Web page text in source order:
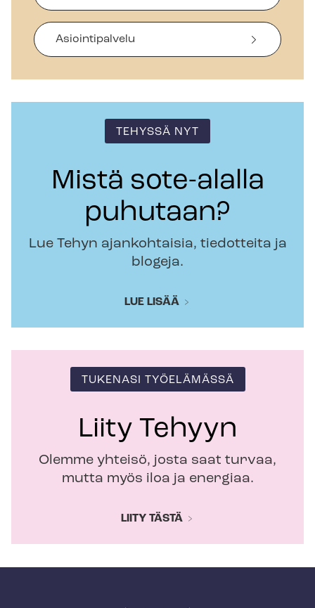
Asiointipalvelu
TEHYSSÄ NYT
Mistä sote-alalla
puhutaan?
Lue Tehyn ajankohtaisia, tiedotteita ja
blogeja.
LUE LISÄÄ
TUKENASI TYÖELÄMÄSSÄ
Liity Tehyyn
Olemme yhteisö, josta saat turvaa,
mutta myös iloa ja energiaa.
LIITY TÄSTÄ